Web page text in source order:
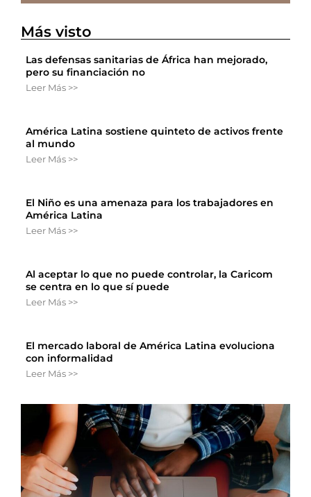
Más visto
Las defensas sanitarias de África han mejorado,
pero su financiación no
Leer Más >>
América Latina sostiene quinteto de activos frente
al mundo
Leer Más >>
El Niño es una amenaza para los trabajadores en
América Latina
Leer Más >>
Al aceptar lo que no puede controlar, la Caricom
se centra en lo que sí puede
Leer Más >>
El mercado laboral de América Latina evoluciona
con informalidad
Leer Más >>